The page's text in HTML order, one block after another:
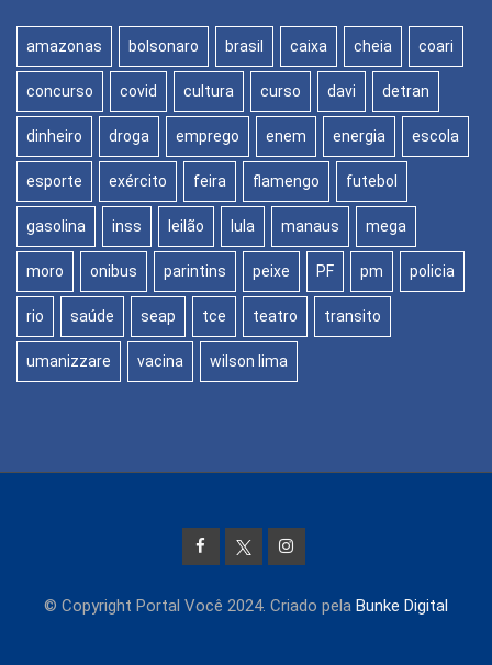
amazonas bolsonaro brasil caixa cheia coari
concurso covid cultura curso davi detran
dinheiro droga emprego enem energia escola
esporte exército feira flamengo futebol
gasolina inss leilão lula manaus mega
moro onibus parintins peixe PF pm policia
rio saúde seap tce teatro transito
umanizzare vacina wilson lima
© Copyright Portal Você 2024. Criado pela Bunke Digital